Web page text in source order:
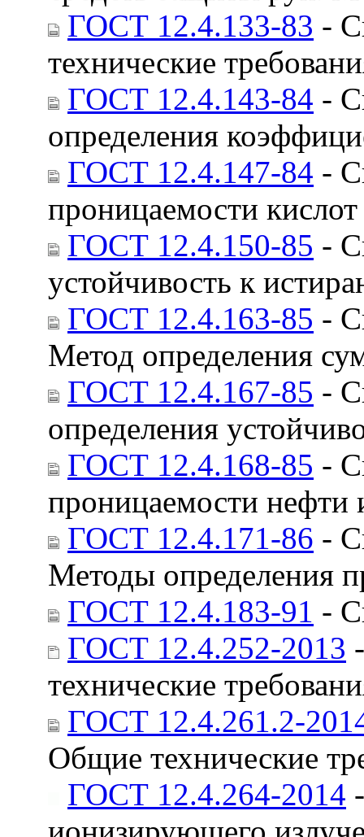
ГОСТ 12.4.133-83 -
технические
ГОСТ 12.4.143-84 -
определения
ГОСТ 12.4.147-84 -
проницаемости
ГОСТ 12.4.150-85 -
устойчивость к
ГОСТ 12.4.163-85 -
Метод определения
ГОСТ 12.4.167-85 -
определения
ГОСТ 12.4.168-85 -
проницаемости нефти
ГОСТ 12.4.171-86 -
Методы определения
ГОСТ 12.4.183-91 -
ГОСТ 12.4.252-2013
технические
ГОСТ 12.4.261.2-
Общие технические
ГОСТ 12.4.264-2014